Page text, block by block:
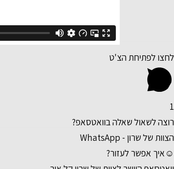
לחצו לפתיחת הצ'ט
1
רוצה לשאול שאלה בוואטסאפ?
הצוות של שרון - WhatsApp
☺איך אפשר לעזור?